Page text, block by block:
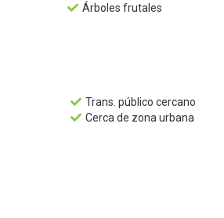
 Árboles frutales
 Trans. público cercano
 Cerca de zona urbana